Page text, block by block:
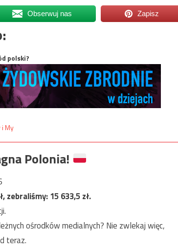
Obserwuj nas Zapisz
polski?
Polonia!
zebraliśmy:15 633,5zł.
ośrodków medialnych? Nie zwlekaj więc,
teraz.